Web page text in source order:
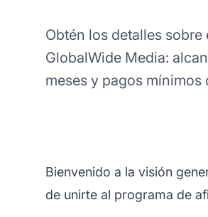
Obtén los detalles sobre
GlobalWide Media:
meses y pagos mínimos
Bienvenido a la visión
de unirte al programa de